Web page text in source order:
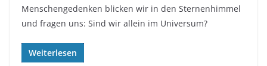
Menschengedenken blicken wir in den Sternenhimmel
und fragen uns: Sind wir allein im Universum?
Weiterlesen